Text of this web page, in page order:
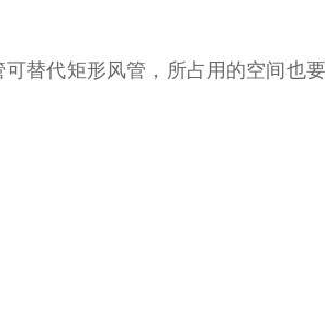
替代矩形风管，所占用的空间也